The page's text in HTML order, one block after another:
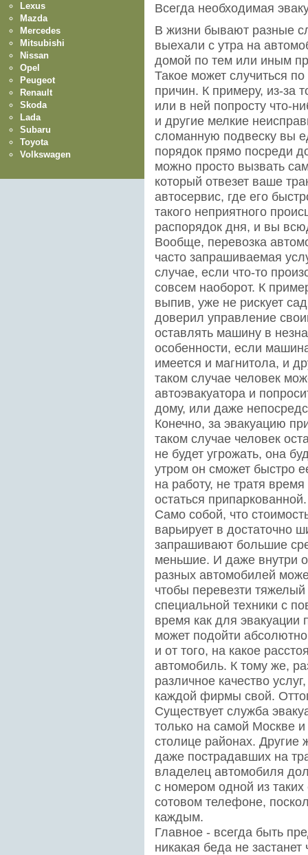
Всегда необходимая
В жизни бывают разные
выехали с утра на
домой по тем или иным
Такое может случиться
причин. К примеру, из-за
или в ней попросту что-
и другие мелкие
сломанную подвеску вы
порядок прямо посреди
можно просто вызвать
который отвезет ваше
автосервис, где его
такого неприятного
распорядок дня, и вы
Вообще, перевозка
часто запрашиваемая
случае, если что-то
совсем наоборот. К
выпив, уже не рискует
доверил управление
оставлять машину в
особенности, если
имеется и магнитола, и
таком случае человек
автоэвакуатора и
дому, или даже
Конечно, за эвакуацию
таком случае человек
не будет угрожать, она
утром он сможет быстро
на работу, не тратя
остаться припаркованной.
Само собой, что
варьирует в достаточно
запрашивают большие
меньшие. И даже внутри
разных автомобилей
чтобы перевезти
специальной техники с
время как для эвакуации
может подойти
и от того, на какое
автомобиль. К тому же,
различное качество
каждой фирмы свой.
Существует служба
только на самой Москве
столице районах. Другие
даже пострадавших на
владелец автомобиля
с номером одной из
сотовом телефоне,
каждым.
Главное - всегда быть
никакая беда не
Lexus
Mazda
Mercedes
Mitsubishi
Nissan
Opel
Peugeot
Renault
Skoda
Lada
Subaru
Toyota
Volkswagen